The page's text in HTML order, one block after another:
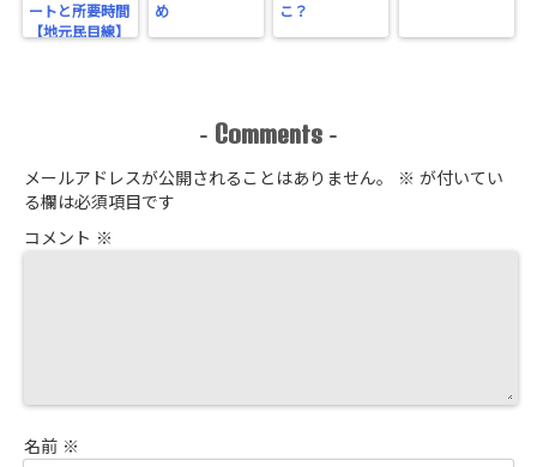
ートと所要時間
【地元民目線】
め こ？
- Comments -
メールアドレスが公開されることはありません。 ※ が付いてい
る欄は必須項目です
コメント ※
名前 ※